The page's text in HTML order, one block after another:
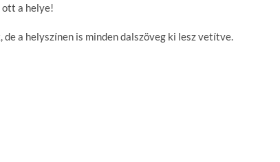
ott a helye!
a helyszínen is minden dalszöveg ki lesz vetítve.